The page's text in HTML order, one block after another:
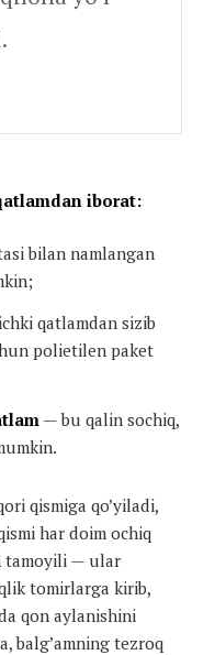
iborat:
bilan namlangan
qatlamdan sizib
polietilen paket
— bu qalin sochiq,
qismiga qo’yiladi,
har doim ochiq
tamoyili — ular
tomirlarga kirib,
qon aylanishini
balg’amning tezroq